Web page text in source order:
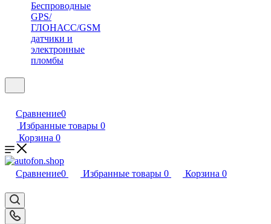
Беспроводные
GPS/
ГЛОНАСС/GSM
датчики и
электронные
пломбы
Сравнение0
Избранные товары 0
Корзина 0
Сравнение0 Избранные товары 0 Корзина 0